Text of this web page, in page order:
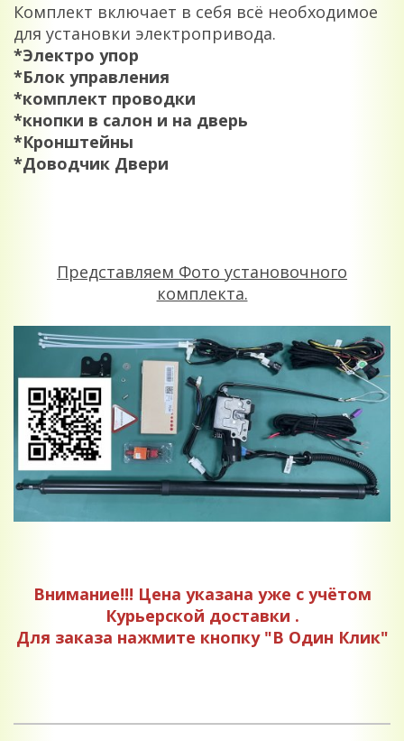
Комплект включает в себя всё необходимое
для установки электропривода.
*Электро упор
*Блок управления
*комплект проводки
*кнопки в салон и на дверь
*Кронштейны
*Доводчик Двери
Представляем Фото установочного
комплекта.
Внимание!!! Цена указана уже с учётом
Курьерской доставки .
Для заказа нажмите кнопку "В Один Клик"